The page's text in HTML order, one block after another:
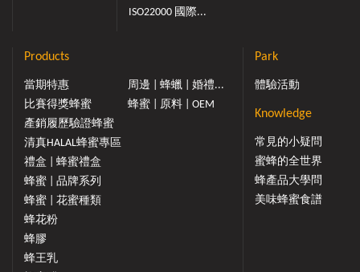
ISO22000 國際...
Products
當期特惠
比賽得獎蜂蜜
產銷履歷驗證蜂蜜
清真HALAL蜂蜜專區
禮盒 | 蜂蜜禮盒
蜂蜜 | 品牌系列
蜂蜜 | 花蜜種類
蜂花粉
蜂膠
蜂王乳
周邊 | 蜂蠟 | 婚禮...
蜂蜜 | 原料 | OEM
Park
體驗活動
Knowledge
常見的小疑問
蜜蜂的全世界
蜂產品大學問
美味蜂蜜食譜